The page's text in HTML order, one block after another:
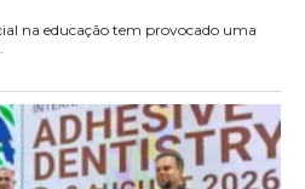
na educação tem provocado uma